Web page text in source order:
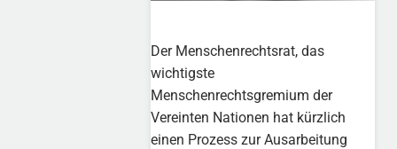
Der Menschenrechtsrat, das
wichtigste
Menschenrechtsgremium der
Vereinten Nationen hat kürzlich
einen Prozess zur Ausarbeitung